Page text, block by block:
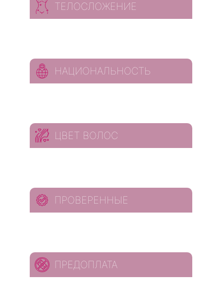
ТЕЛОСЛОЖЕНИЕ
НАЦИОНАЛЬНОСТЬ
ЦВЕТ ВОЛОС
ПРОВЕРЕННЫЕ
ПРЕДОПЛАТА